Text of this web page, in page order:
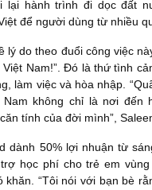
lại hành trình đi dọc đất
để người dùng từ nhiều
lý do theo đuổi công việc
Nam!”. Đó là thứ tình
làm việc và hòa nhập.
không chỉ là nơi đến
tính của đời mình”,
dành 50% lợi nhuận từ
học phí cho trẻ em
khăn. “Tôi nói với bạn bè